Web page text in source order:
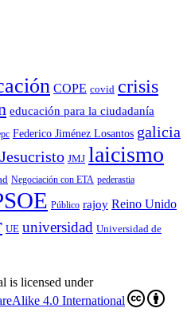
COPE covid crisis
educación para la ciudadaní­a
Federico Jiménez Losantos galicia
Jesucristo JMJ laicismo
Negociación con ETA pederastia
Público rajoy Reino Unido
UE universidad Universidad de
is licensed under
4.0 International